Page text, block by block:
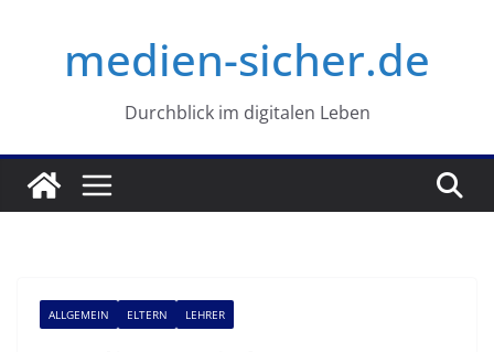
springenmedien-sicher.de
Durchblick im digitalen Leben
ALLGEMEIN ELTERN LEHRER